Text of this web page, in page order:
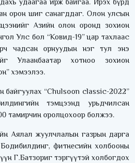
удаагаа ирж байгаа. Ирэх бүрд
орон шиг санагддаг. Олон улсын
Азийн олон оронд зохион
Улс бол “Ковид-19” цар тахлаас
чадсан орнуудын нэг тул энэ
Улаанбаатар хотноо зохион
хэмээлээ.
байгуулах “Chulsoon classic-2022”
тэмцээнд урьдчилсан
тамирчин оролцохоор болжээ.
Аялал жуулчлалын газрын дарга
фитнесийн холбооны
Г.Батзориг тэргүүтэй холбогдох